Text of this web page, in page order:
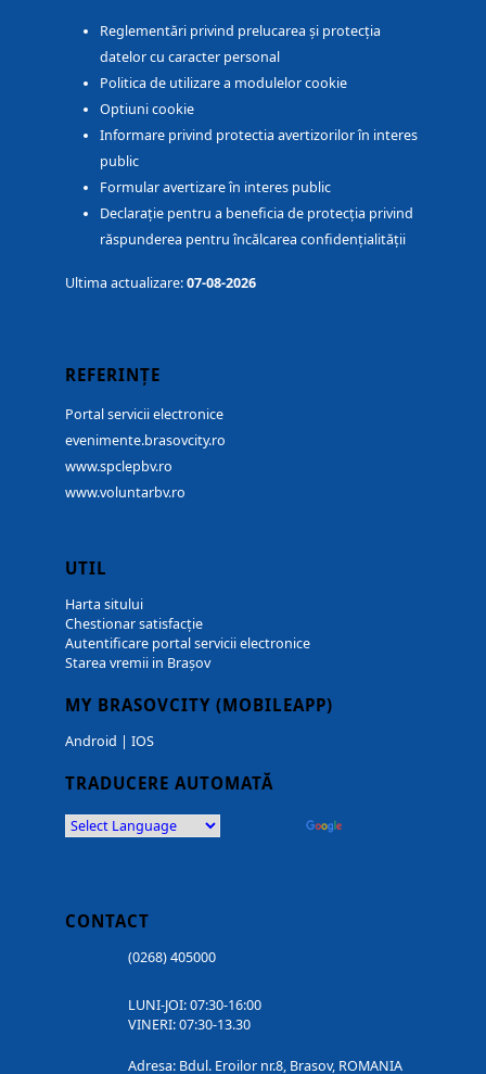
Reglementări privind prelucarea și protecția
datelor cu caracter personal
Politica de utilizare a modulelor cookie
Optiuni cookie
Informare privind protectia avertizorilor în interes
public
Formular avertizare în interes public
Declarație pentru a beneficia de protecția privind
răspunderea pentru încălcarea confidențialității
Ultima actualizare:07-08-2026
REFERINȚE
Portal servicii electronice
evenimente.brasovcity.ro
www.spclepbv.ro
www.voluntarbv.ro
UTIL
Harta sitului
Chestionar satisfacție
Autentificare portal servicii electronice
Starea vremii in Brașov
MY BRASOVCITY (MOBILEAPP)
Android | IOS
TRADUCERE AUTOMATĂ
CONTACT
(0268) 405000
LUNI-JOI: 07:30-16:00
VINERI: 07:30-13.30
Adresa: Bdul. Eroilor nr.8, Brasov, ROMANIA